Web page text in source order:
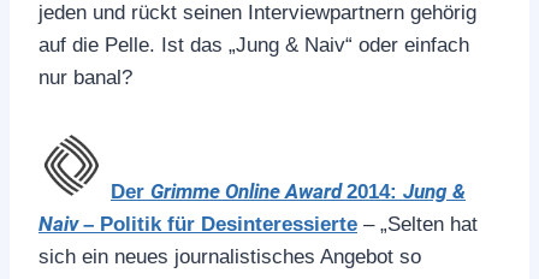
jeden und rückt seinen Interviewpartnern gehörig
auf die Pelle. Ist das „Jung & Naiv“ oder einfach
nur banal?
Der Grimme Online Award2014: Jung &
Naiv– Politik für Desinteressierte – „Selten hat
sich ein neues journalistisches Angebot so